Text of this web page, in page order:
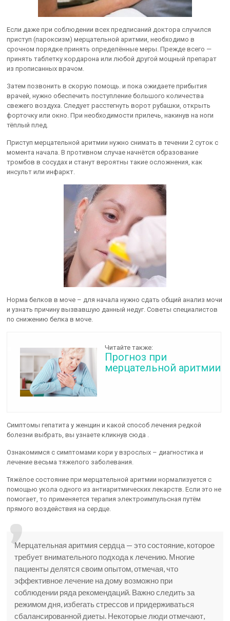
Если даже при соблюдении всех предписаний доктора случился
приступ (пароксизм) мерцательной аритмии, необходимо в
срочном порядке принять определённые меры. Прежде всего —
принять таблетку кордарона или любой другой мощный препарат
из прописанных врачом.
Затем позвонить в скорую помощь. и пока ожидаете прибытия
врачей, нужно обеспечить поступление большого количества
свежего воздуха. Следует расстегнуть ворот рубашки, открыть
форточку или окно. При необходимости прилечь, накинув на ноги
тёплый плед.
Приступ мерцательной аритмии нужно снимать в течении 2 суток с
момента начала. В противном случае начнётся образование
тромбов в сосудах и станут вероятны такие осложнения, как
инсульт или инфаркт.
Норма белков в моче – для начала нужно сдать общий анализ мочи
и узнать причину вызвавшую данный недуг. Советы специалистов
по снижению белка в моче.
Читайте также:
Прогноз при
мерцательной аритмии
Симптомы гепатита у женщин и какой способ лечения редкой
болезни выбрать, вы узнаете кликнув сюда .
Ознакомимся с симптомами кори у взрослых – диагностика и
лечение весьма тяжелого заболевания.
Тяжёлое состояние при мерцательной аритмии нормализуется с
помощью укола одного из антиаритмических лекарств. Если это не
помогает, то применяется терапия электроимпульсная путём
прямого воздействия на сердце.
Мерцательная аритмия сердца — это состояние, которое
требует внимательного подхода к лечению. Многие
пациенты делятся своим опытом, отмечая, что
эффективное лечение на дому возможно при
соблюдении ряда рекомендаций. Важно следить за
режимом дня, избегать стрессов и придерживаться
сбалансированной диеты. Некоторые люди отмечают,